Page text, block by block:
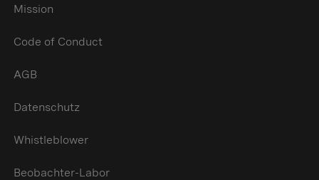
Mission
Code of Conduct
AGB
Datenschutz
Whistleblower
Beobachter-Labor